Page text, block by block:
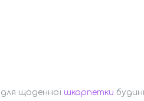
для щоденної шкарпетки